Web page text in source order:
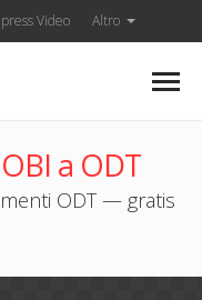
Video Altro
a ODT
ODT — gratis